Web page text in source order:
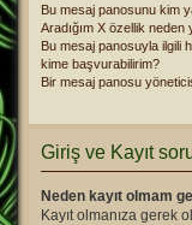
Bu mesaj panosunu kim
Aradığım X özellik neden
Bu mesaj panosuyla ilgili
kime başvurabilirim?
Bir mesaj panosu
Giriş ve Kayıt
Neden kayıt olmam
Kayıt olmanıza gerek